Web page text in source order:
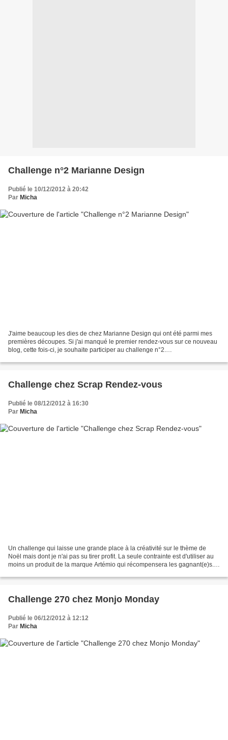
Challenge n°2 Marianne Design
Publié le 10/12/2012 à 20:42
Par Micha
J'aime beaucoup les dies de chez Marianne Design qui ont été parmi mes
premières découpes. Si j'ai manqué le premier rendez-vous sur ce nouveau
blog, cette fois-ci, je souhaite participer au challenge n°2.
une-fleur-avec-un-bouton-en-son-coeur-113039619.html...
Challenge chez Scrap Rendez-vous
Publié le 08/12/2012 à 16:30
Par Micha
Un challenge qui laisse une grande place à la créativité sur le thème de
Noël mais dont je n'ai pas su tirer profit. La seule contrainte est d'utiliser au
moins un produit de la marque Artémio qui récompensera les gagnant(e)s.
Challenge 270 chez Monjo Monday
Publié le 06/12/2012 à 12:12
Par Micha